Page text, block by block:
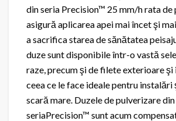
din seria Precision™ 25 mm/h rata
asigură aplicarea apei mai încet şi
a sacrifica starea de sănătatea
duze sunt disponibile într-o vastă
raze, precum şi de filete exterioareşi
ceea ce le face ideale pentru
scară mare. Duzele de pulverizare din
seriaPrecision™ sunt acum